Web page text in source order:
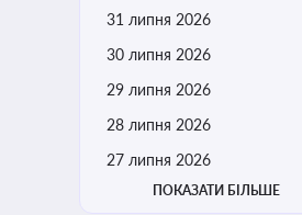
31 липня 2026
30 липня 2026
29 липня 2026
28 липня 2026
27 липня 2026
ПОКАЗАТИ БІЛЬШЕ